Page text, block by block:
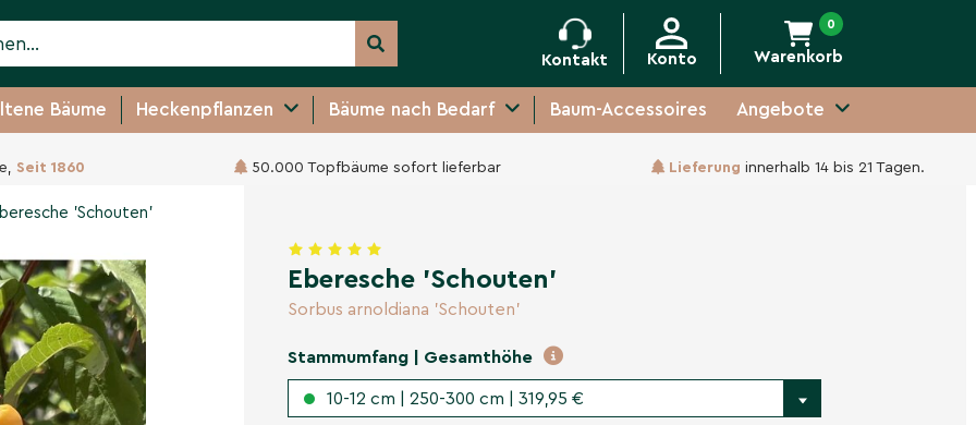
Kontakt Konto Warenkorb
0
Bäume Heckenpflanzen Bäume nach Bedarf Baum-Accessoires Angebote
Seit 1860 50.000 Topfbäume sofort lieferbar Lieferung innerhalb 14 bis 21 Tagen.
'Schouten'
Eberesche 'Schouten'
Sorbus arnoldiana 'Schouten'
Stammumfang | Gesamthöhe
10-12 cm | 250-300 cm | 319,95 €